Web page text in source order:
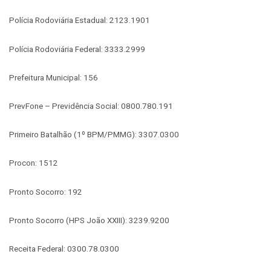
Polícia Rodoviária Estadual: 2123.1901
Polícia Rodoviária Federal: 3333.2999
Prefeitura Municipal: 156
PrevFone – Previdência Social: 0800.780.191
Primeiro Batalhão (1º BPM/PMMG): 3307.0300
Procon: 1512
Pronto Socorro: 192
Pronto Socorro (HPS João XXIII): 3239.9200
Receita Federal: 0300.78.0300